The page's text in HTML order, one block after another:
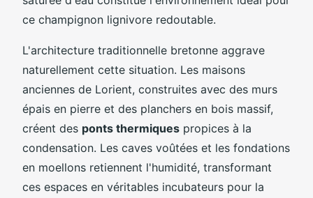
ce champignon lignivore redoutable.
L'architecture traditionnelle bretonne aggrave
naturellement cette situation. Les maisons
anciennes de Lorient, construites avec des murs
épais en pierre et des planchers en bois massif,
créent des ponts thermiques propices à la
condensation. Les caves voûtées et les fondations
en moellons retiennent l'humidité, transformant
ces espaces en véritables incubateurs pour la